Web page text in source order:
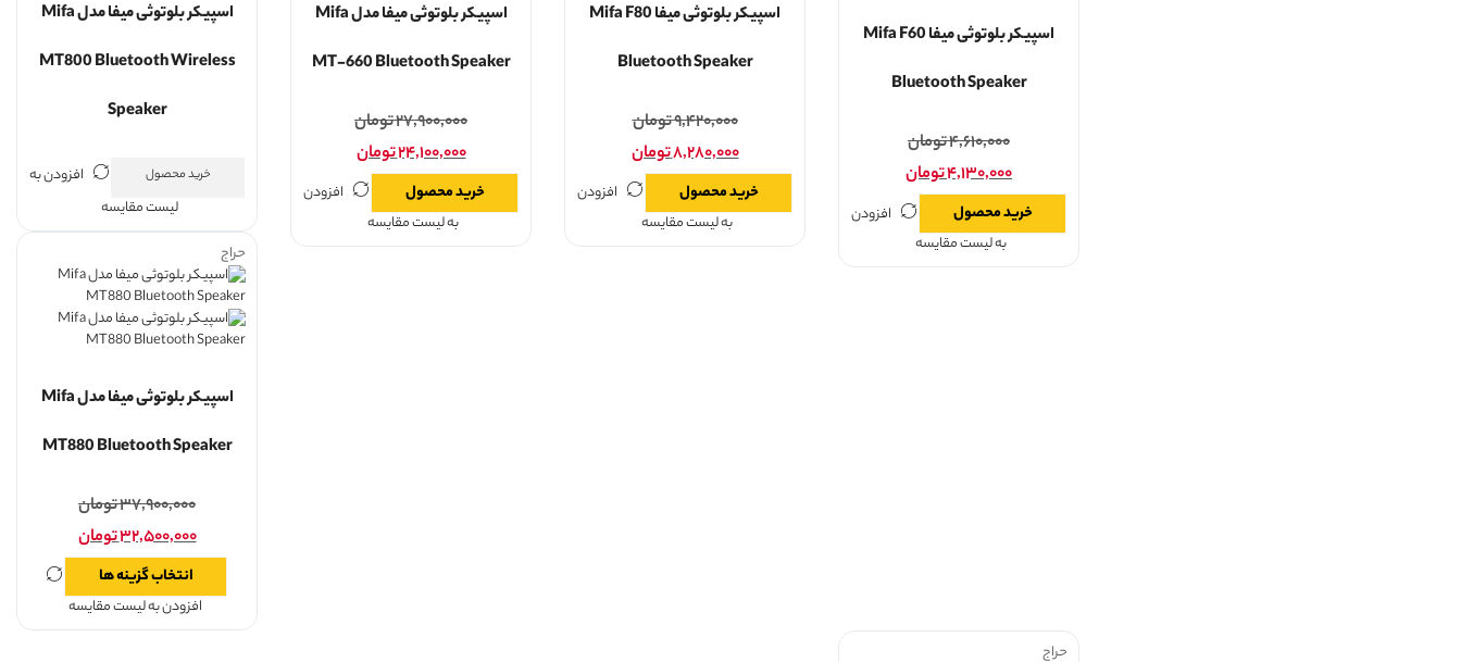
اسپیکر بلوتوثی میفا Mifa F60
Bluetooth Speaker
۴,۶۱۰,۰۰۰تومان
۴,۱۳۰,۰۰۰تومان
خرید محصول
افزودن
به لیست مقایسه
اسپیکر بلوتوثی میفا Mifa F80
Bluetooth Speaker
۹,۴۲۰,۰۰۰تومان
۸,۲۸۰,۰۰۰تومان
خرید محصول
افزودن
به لیست مقایسه
اسپیکر بلوتوثی میفا مدل Mifa
MT-660 Bluetooth Speaker
۲۷,۹۰۰,۰۰۰تومان
۲۴,۱۰۰,۰۰۰تومان
خرید محصول
افزودن
به لیست مقایسه
اسپیکر بلوتوثی میفا مدل Mifa
MT800 Bluetooth Wireless
Speaker
خرید محصول
افزودن به
لیست مقایسه
حراج
اسپیکر بلوتوثی میفا مدل Mifa
MT880 Bluetooth Speaker
۳۷,۹۰۰,۰۰۰تومان
۳۲,۵۰۰,۰۰۰تومان
انتخاب گزینه ها
افزودن به لیست مقایسه
حراج